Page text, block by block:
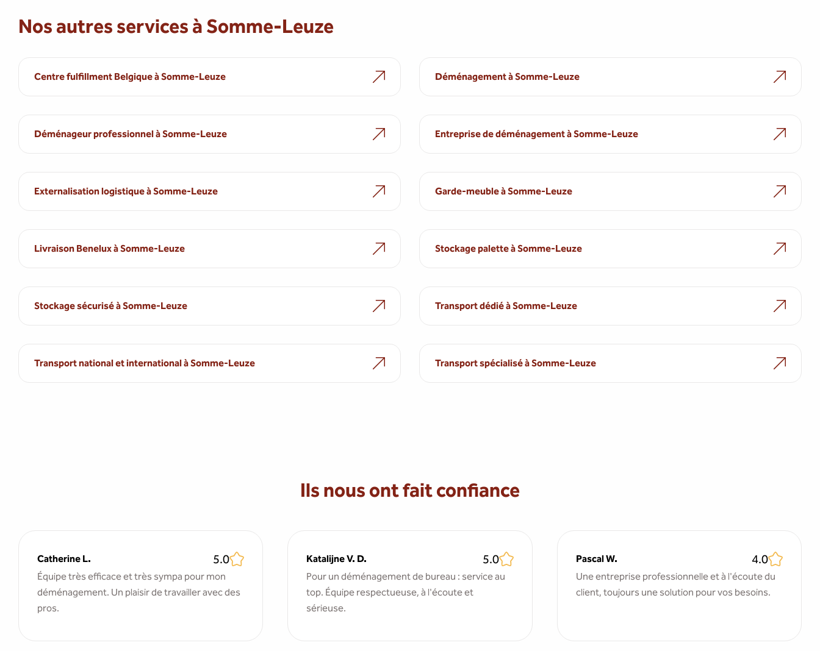
Nos autres services à Somme-Leuze
Centre fulfillment Belgique à Somme-Leuze Déménagement à Somme-Leuze
Déménageur professionnel à Somme-Leuze Entreprise de déménagement à Somme-Leuze
Externalisation logistique à Somme-Leuze Garde-meuble à Somme-Leuze
Livraison Benelux à Somme-Leuze Stockage palette à Somme-Leuze
Stockage sécurisé à Somme-Leuze Transport dédié à Somme-Leuze
Transport national et international à Somme-Leuze Transport spécialisé à Somme-Leuze
Ils nous ont fait confiance
Catherine L. 5.0
Équipe très efficace et très sympa pour mon
déménagement. Un plaisir de travailler avec des
pros.
Katalijne V. D. 5.0
Pour un déménagement de bureau : service au
top. Équipe respectueuse, à l'écoute et
sérieuse.
Pascal W. 4.0
Une entreprise professionnelle et à l'écoute du
client, toujours une solution pour vos besoins.